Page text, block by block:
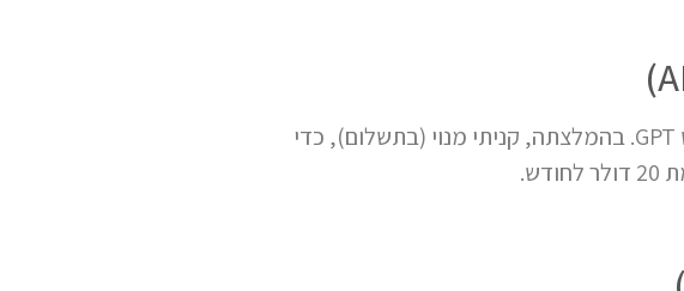
אבל, בכל זאת, בגלל שהתרשמתי מהמקצועיות של המרצה, נרשמתי לצ'אט GPT. בהמלצתה, קניתי מנוי (בתשלום), כדי